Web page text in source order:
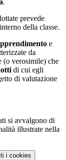
.
prevede
della classe.
e
da
(o verosimile) che
di cui egli
di valutazione
si avvalgono di
illustrate nella
i cookies